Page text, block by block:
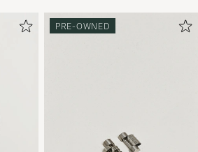
PRE-OWNED